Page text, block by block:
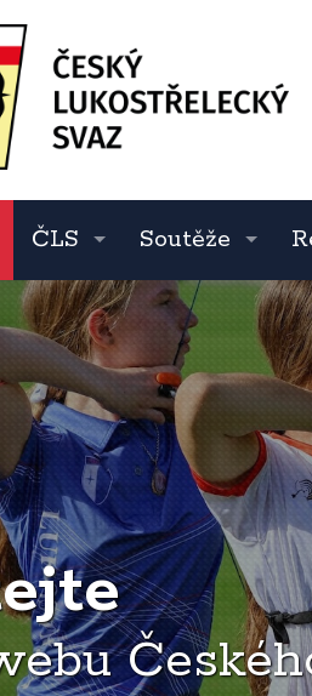
ČLS Soutěže